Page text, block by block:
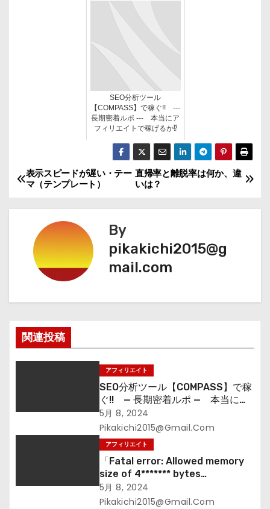
SEO分析ツール
【COMPASS】で稼ぐ!! ---
長期密着ルポ --- 本当にア
フィリエイトで稼げるか⁉
投
稿
ビ
ー
シ
ョ
直帰率と離脱率は何か、違
いは？
表示スピードが遅い・テー
マ（テンプレート）
By
pikakichi2015@g
mail.com
関連投稿
アフィリエイト
SEO分析ツール【COMPASS】で稼
ぐ!! — 長期密着ルポ — 本当にア
フィリエイトで稼げるか⁉
5月 8, 2024
Pikakichi2015@gmail.com
アフィリエイト
「Fatal error: Allowed memory
size of 4******* bytes
exhausted 」これが出ると泡を食
う
5月 8, 2024
Pikakichi2015@gmail.com